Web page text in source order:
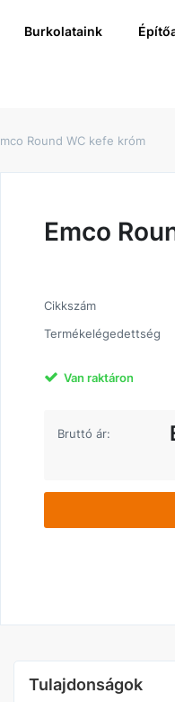
Burkolataink
Round WC kefe króm
Emco
Cikkszám
Termékelégedettség
Van raktáron
Bruttó ár:
Tulajdonságok